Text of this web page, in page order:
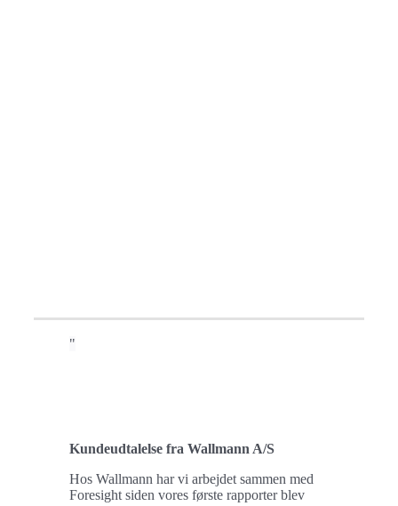
Kundeudtalelse fra Wallmann A/S
Hos Wallmann har vi arbejdet sammen med
Foresight siden vores første rapporter blev